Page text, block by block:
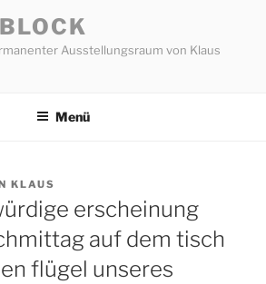
Ausstellungsraum von Klaus
Menü
KLAUS
erscheinung
auf dem tisch
flügel unseres